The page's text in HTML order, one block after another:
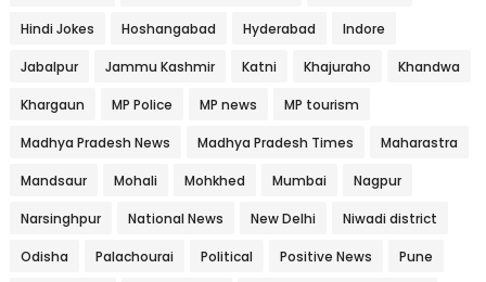
Hindi Jokes Hoshangabad Hyderabad Indore
Jabalpur Jammu Kashmir Katni Khajuraho Khandwa
Khargaun MP Police MP news MP tourism
Madhya Pradesh News Madhya Pradesh Times Maharastra
Mandsaur Mohali Mohkhed Mumbai Nagpur
Narsinghpur National News New Delhi Niwadi district
Odisha Palachourai Political Positive News Pune